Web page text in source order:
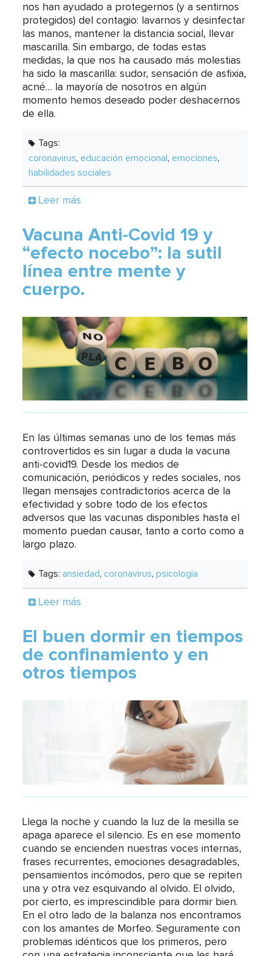
nos han ayudado a protegernos (y a sentirnos
protegidos) del contagio: lavarnos y desinfectar
las manos, mantener la distancia social, llevar
mascarilla. Sin embargo, de todas estas
medidas, la que nos ha causado más molestias
ha sido la mascarilla: sudor, sensación de asfixia,
acné… la mayoría de nosotros en algún
momento hemos deseado poder deshacernos
de ella.
Tags:
coronavirus,educación emocional ,emociones,
habilidades sociales
Leer más
Vacuna Anti-Covid 19 y
“efecto nocebo”: la sutil
línea entre mente y
cuerpo.
En las últimas semanas uno de los temas más
controvertidos es sin lugar a duda la vacuna
anti-covid19. Desde los medios de
comunicación, periódicos y redes sociales, nos
llegan mensajes contradictorios acerca de la
efectividad y sobre todo de los efectos
adversos que las vacunas disponibles hasta el
momento puedan causar, tanto a corto como a
largo plazo.
Tags:ansiedad,coronavirus,psicología
Leer más
El buen dormir en tiempos
de confinamiento y en
otros tiempos
Llega la noche y cuando la luz de la mesilla se
apaga aparece el silencio. Es en ese momento
cuando se encienden nuestras voces internas,
frases recurrentes, emociones desagradables,
pensamientos incómodos, pero que se repiten
una y otra vez esquivando al olvido. El olvido,
por cierto, es imprescindible para dormir bien.
En el otro lado de la balanza nos encontramos
con los amantes de Morfeo. Seguramente con
problemas idénticos que los primeros, pero